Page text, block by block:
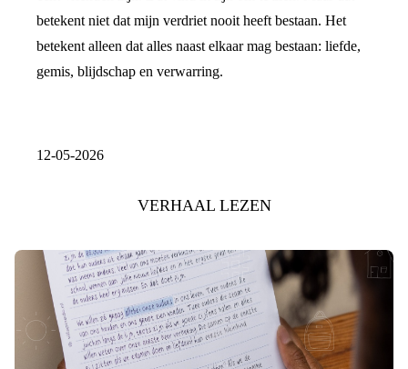
betekent niet dat mijn verdriet nooit heeft bestaan. Het
betekent alleen dat alles naast elkaar mag bestaan: liefde,
gemis, blijdschap en verwarring.
12-05-2026
VERHAAL LEZEN